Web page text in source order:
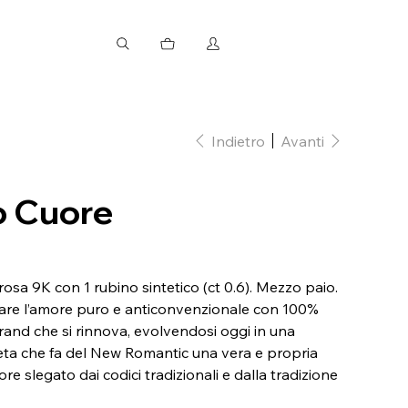
Indietro Avanti
Cuore
9K con 1 rubino sintetico (ct 0.6). Mezzo paio.
l’amore puro e anticonvenzionale con 100%
che si rinnova, evolvendosi oggi in una
che fa del New Romantic una vera e propria
slegato dai codici tradizionali e dalla tradizione